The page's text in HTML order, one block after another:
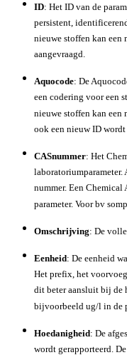
ID: Het ID van de
persistent,
nieuwe stoffen kan een
aangevraagd.
Aquocode: De
een codering voor een
nieuwe stoffen kan een
ook een nieuw ID wordt
CASnummer: Het
laboratoriumparameter.
nummer. Een
parameter. Voor bv
Omschrijving: De
Eenheid: De eenheid
Het prefix, het
dit beter aansluit bij de
bijvoorbeeld ug/l in de
Hoedanigheid: De
wordt gerapporteerd.